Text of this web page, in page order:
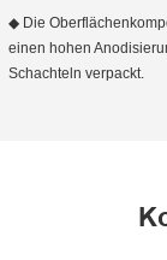
◆ Die
einen hohen
Schachteln verpackt.